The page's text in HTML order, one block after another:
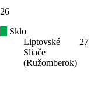
26
Sklo
Liptovské
Sliače
(Ružomberok)
27